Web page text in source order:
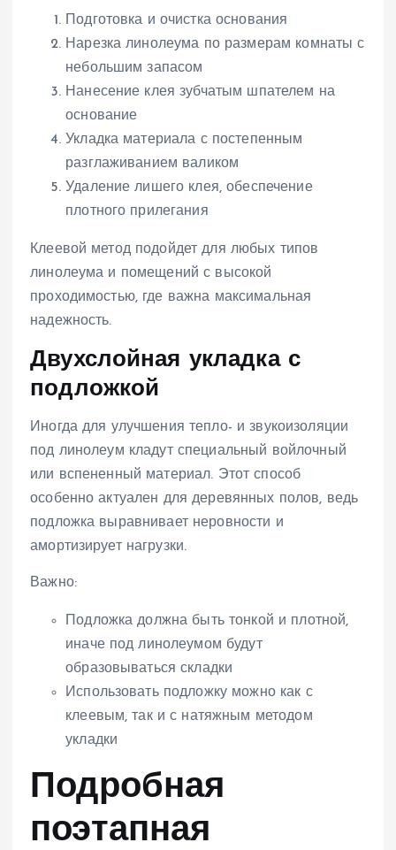
Подготовка и очистка основания
Нарезка линолеума по размерам комнаты с
небольшим запасом
Нанесение клея зубчатым шпателем на
основание
Укладка материала с постепенным
разглаживанием валиком
Удаление лишего клея, обеспечение
плотного прилегания
Клеевой метод подойдет для любых типов
линолеума и помещений с высокой
проходимостью, где важна максимальная
надежность.
Двухслойная укладка с
подложкой
Иногда для улучшения тепло- и звукоизоляции
под линолеум кладут специальный войлочный
или вспененный материал. Этот способ
особенно актуален для деревянных полов, ведь
подложка выравнивает неровности и
амортизирует нагрузки.
Важно:
Подложка должна быть тонкой и плотной,
иначе под линолеумом будут
образовываться складки
Использовать подложку можно как с
клеевым, так и с натяжным методом
укладки
Подробная
поэтапная